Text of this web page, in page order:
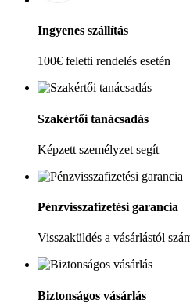
Ingyenes szállítás
100€ feletti rendelés esetén
Szakértői tanácsadás
Képzett személyzet segít
Pénzvisszafizetési garancia
Visszaküldés a vásárlástól
Biztonságos vásárlás